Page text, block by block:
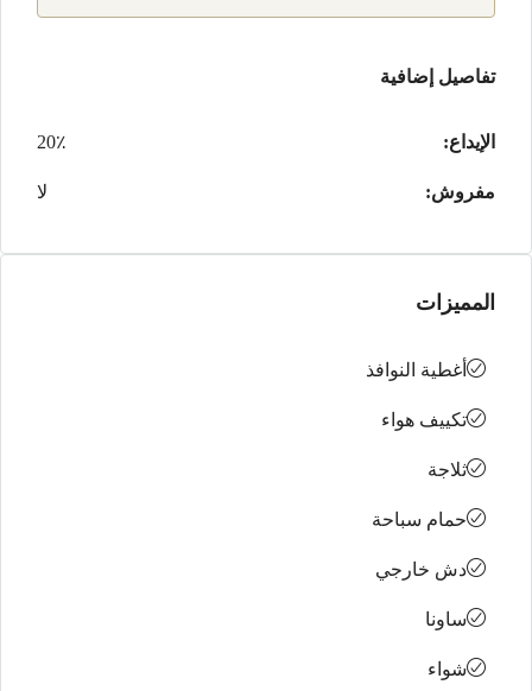
تفاصيل إضافية
الإيداع: 20٪
مفروش: لا
المميزات
أغطية النوافذ
تكييف هواء
ثلاجة
حمام سباحة
دش خارجي
ساونا
شواء